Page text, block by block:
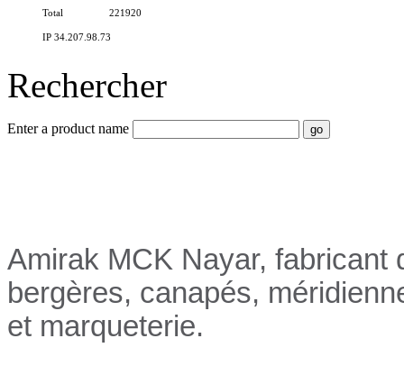
Total 221920
IP 34.207.98.73
Rechercher
Enter a product name
Amirak MCK Nayar, fabricant
bergères, canapés,
et marqueterie.